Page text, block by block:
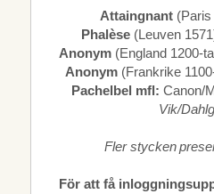
Attaingnant
Phalèse (Leuven
Anonym (England 1200-
Anonym (Frankrike
Pachelbel mfl: Canon/
Vik/
Fler stycken
För att få